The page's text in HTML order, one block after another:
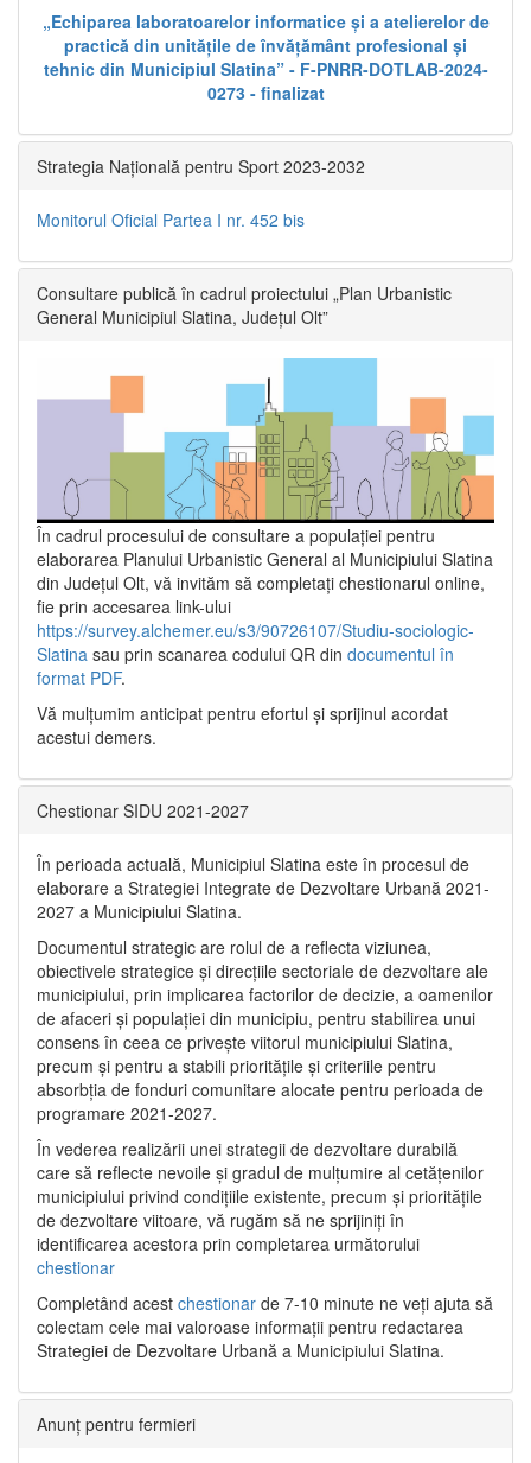
„Echiparea laboratoarelor informatice și a atelierelor de
practică din unitățile de învățământ profesional și
tehnic din Municipiul Slatina” - F-PNRR-DOTLAB-2024-
0273 - finalizat
Strategia Națională pentru Sport 2023-2032
Monitorul Oficial Partea I nr. 452 bis
Consultare publică în cadrul proiectului „Plan Urbanistic
General Municipiul Slatina, Județul Olt”
În cadrul procesului de consultare a populaţiei pentru
elaborarea Planului Urbanistic General al Municipiului Slatina
din Județul Olt, vă invităm să completați chestionarul online,
fie prin accesarea link-ului
https://survey.alchemer.eu/s3/90726107/Studiu-sociologic-
Slatina sau prin scanarea codului QR din documentul în
format PDF.
Vă mulţumim anticipat pentru efortul şi sprijinul acordat
acestui demers.
Chestionar SIDU 2021-2027
În perioada actuală, Municipiul Slatina este în procesul de
elaborare a Strategiei Integrate de Dezvoltare Urbană 2021‐
2027 a Municipiului Slatina.
Documentul strategic are rolul de a reflecta viziunea,
obiectivele strategice și direcțiile sectoriale de dezvoltare ale
municipiului, prin implicarea factorilor de decizie, a oamenilor
de afaceri și populației din municipiu, pentru stabilirea unui
consens în ceea ce privește viitorul municipiului Slatina,
precum și pentru a stabili prioritățile și criteriile pentru
absorbția de fonduri comunitare alocate pentru perioada de
programare 2021-2027.
În vederea realizării unei strategii de dezvoltare durabilă
care să reflecte nevoile și gradul de mulțumire al cetățenilor
municipiului privind condițiile existente, precum și prioritățile
de dezvoltare viitoare, vă rugăm să ne sprijiniți în
identificarea acestora prin completarea următorului
chestionar
Completând acest chestionar de 7-10 minute ne veți ajuta să
colectam cele mai valoroase informații pentru redactarea
Strategiei de Dezvoltare Urbană a Municipiului Slatina.
Anunț pentru fermieri